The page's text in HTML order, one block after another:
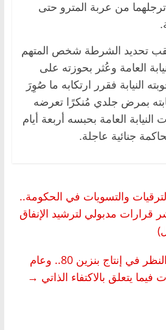
من عربة المترو حتى
تحديد الشرطة شخص المتهم
العامة وعُثر بحوزته على
النيابة فقرر ارتكابه ما صُوِرَ
بمرض جلدي مُنكرًا تعرضه
النيابة العامة بحبسه أربعة أيام
جنائية عاجلة.
والتسويات في الحكومة..
قرارات مدبولي لترشيد الإنفاق
وزير البترول: إعادة النظر في إنتاج بنزين 80.. وعام
→